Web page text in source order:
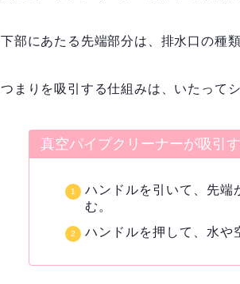
下部にあたる先端部分は、排水口の種
つまりを吸引する仕組みは、いたってシ
真空パイプクリーナーが吸引
ハンドルを引いて、先端
む。
ハンドルを押して、水や